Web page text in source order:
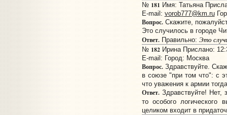
№ 181 Имя: Татьяна
E-mail: vorob777@km.ru
Вопрос.Скажите,
Это случилось в городе
Ответ.Правильно: Это
№ 182Ирина Прислано:
E-mail: Город: Москва
Вопрос.Здравствуйте.
в союзе "при том что": с
что уважения к армии
Ответ.Здравствуйте! Нет,
то особого
целиком входит в